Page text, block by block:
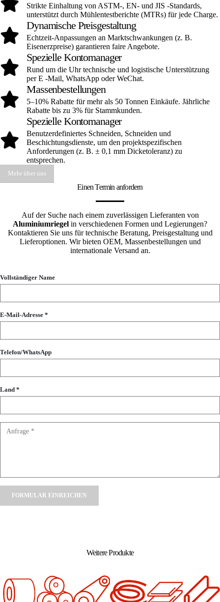
Strikte Einhaltung von ASTM-, EN- und JIS -Standards,
unterstützt durch Mühlentestberichte (MTRs) für jede Charge.
Dynamische Preisgestaltung
Echtzeit-Anpassungen an Marktschwankungen (z. B.
Eisenerzpreise) garantieren faire Angebote.
Spezielle Kontomanager
Rund um die Uhr technische und logistische Unterstützung
per E -Mail, WhatsApp oder WeChat.
Massenbestellungen
5–10% Rabatte für mehr als 50 Tonnen Einkäufe. Jährliche
Rabatte bis zu 3% für Stammkunden.
Spezielle Kontomanager
Benutzerdefiniertes Schneiden, Schneiden und
Beschichtungsdienste, um den projektspezifischen
Anforderungen (z. B. ± 0,1 mm Dicketoleranz) zu
entsprechen.
Mehr über uns
Einen Termin anfordern
Auf der Suche nach einem zuverlässigen Lieferanten von
Aluminiumriegel in verschiedenen Formen und Legierungen?
Kontaktieren Sie uns für technische Beratung, Preisgestaltung und
Lieferoptionen. Wir bieten OEM, Massenbestellungen und
internationale Versand an.
Vollständiger Name
E-Mail-Adresse *
Telefon/WhatsApp
Land *
Weitere Produkte